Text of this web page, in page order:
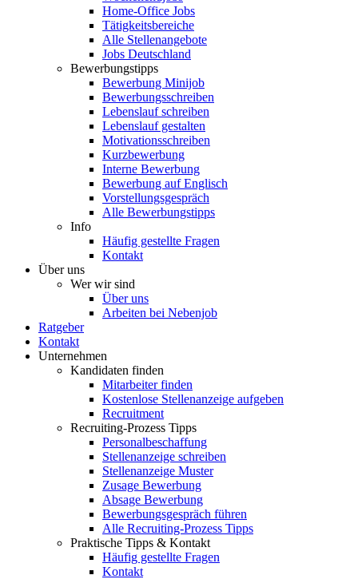
Home-Office Jobs
Tätigkeitsbereiche
Alle Stellenangebote
Jobs Deutschland
Bewerbungstipps
Bewerbung Minijob
Bewerbungsschreiben
Lebenslauf schreiben
Lebenslauf gestalten
Motivationsschreiben
Kurzbewerbung
Interne Bewerbung
Bewerbung auf Englisch
Vorstellungsgespräch
Alle Bewerbungstipps
Info
Häufig gestellte Fragen
Kontakt
Über uns
Wer wir sind
Über uns
Arbeiten bei Nebenjob
Ratgeber
Kontakt
Unternehmen
Kandidaten finden
Mitarbeiter finden
Kostenlose Stellenanzeige aufgeben
Recruitment
Recruiting-Prozess Tipps
Personalbeschaffung
Stellenanzeige schreiben
Stellenanzeige Muster
Zusage Bewerbung
Absage Bewerbung
Bewerbungsgespräch führen
Alle Recruiting-Prozess Tipps
Praktische Tipps & Kontakt
Häufig gestellte Fragen
Kontakt